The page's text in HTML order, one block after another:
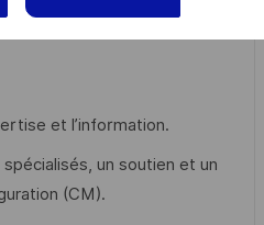
et l’information.
un soutien et un
(CM).